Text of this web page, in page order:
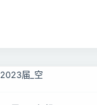
2023届_空